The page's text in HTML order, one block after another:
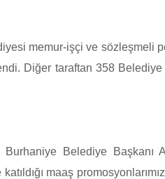
memur-işçi ve sözleşmeli
Diğer taraftan 358
Burhaniye Belediye Başkanı
maaş